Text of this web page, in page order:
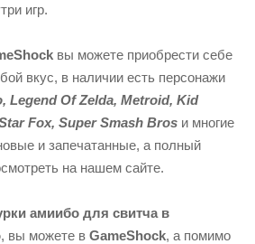
игр.
вы можете приобрести себе
вкус, в наличии есть персонажи
Legend Of Zelda, Metroid, Kid
Fox, Super Smash Bros и многие
и запечатанные, а полный
на нашем сайте.
амиибо для свитча в
, вы можете в GameShock, а помимо